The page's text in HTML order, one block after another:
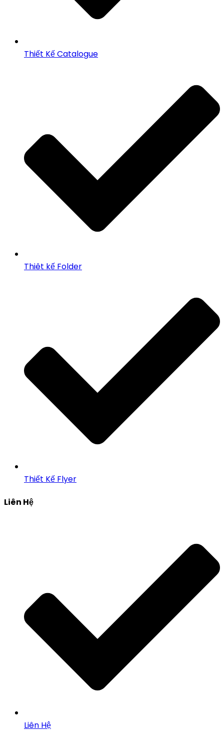
Thiết Kế Catalogue
Thiêt kế Folder
Thiết Kế Flyer
Liên Hệ
Liên Hệ